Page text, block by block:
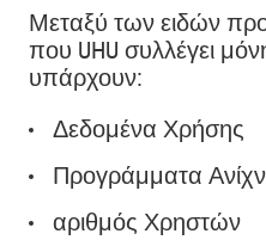
Μεταξύ των ειδών
που UHU συλλέγει
υπάρχουν:
Δεδομένα Χρήσης
Προγράμματα
αριθμός Χρηστών